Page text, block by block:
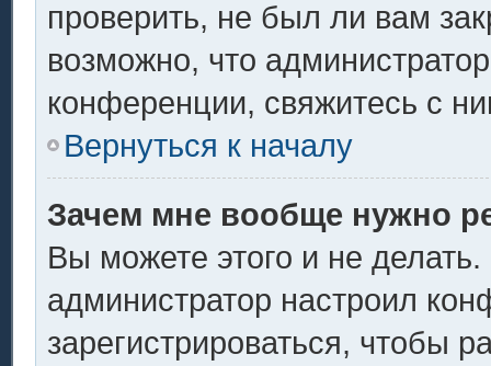
проверить, не был ли вам
возможно, что
конференции, свяжитесь с
Вернуться к началу
Зачем мне вообще нужно
Вы можете этого и не делать.
администратор настроил
зарегистрироваться, чтобы